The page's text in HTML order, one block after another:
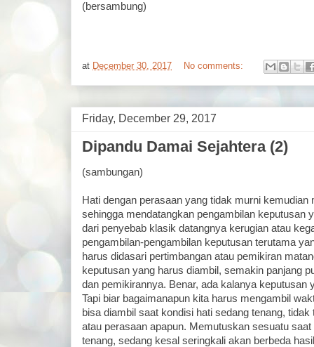
(bersambung)
at December 30, 2017 No comments:
Friday, December 29, 2017
Dipandu Damai Sejahtera (2)
(sambungan)
Hati dengan perasaan yang tidak murni kemudian
sehingga mendatangkan pengambilan keputusan
dari penyebab klasik datangnya kerugian atau
pengambilan-pengambilan keputusan terutama
harus didasari pertimbangan atau pemikiran
keputusan yang harus diambil, semakin panjang
dan pemikirannya. Benar, ada kalanya keputusan
Tapi biar bagaimanapun kita harus mengambil
bisa diambil saat kondisi hati sedang tenang,
atau perasaan apapun. Memutuskan sesuatu
tenang, sedang kesal seringkali akan berbeda